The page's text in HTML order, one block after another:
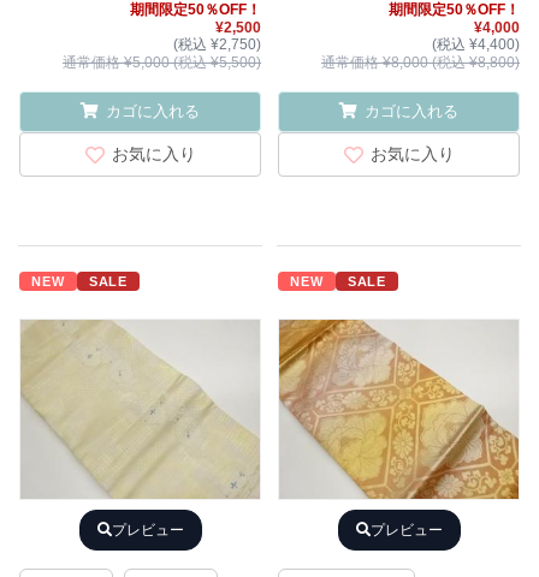
期間限定50％OFF！
¥2,500
(税込 ¥2,750)
通常価格 ¥5,000 (税込 ¥5,500)
カゴに入れる
お気に入り
期間限定50％OFF！
¥4,000
(税込 ¥4,400)
通常価格 ¥8,000 (税込 ¥8,800)
カゴに入れる
お気に入り
NEW SALE
プレビュー
NEW SALE
プレビュー